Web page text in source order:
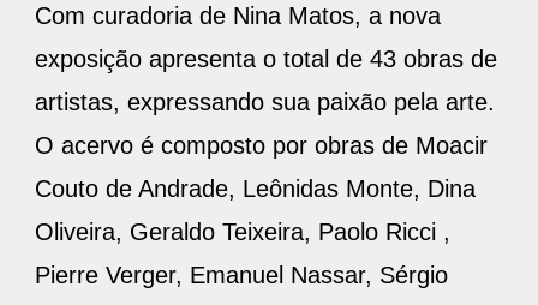
Com curadoria de Nina Matos, a nova
exposição apresenta o total de 43 obras de
artistas, expressando sua paixão pela arte.
O acervo é composto por obras de Moacir
Couto de Andrade, Leônidas Monte, Dina
Oliveira, Geraldo Teixeira, Paolo Ricci ,
Pierre Verger, Emanuel Nassar, Sérgio